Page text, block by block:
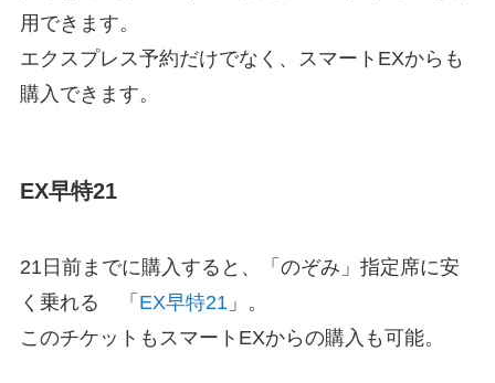
用できます。
エクスプレス予約だけでなく、スマートEXからも
購入できます。
EX早特21
21日前までに購入すると、「のぞみ」指定席に安
く乗れる 「 EX早特21」。
このチケットもスマートEXからの購入も可能。